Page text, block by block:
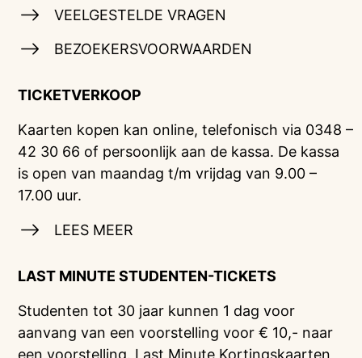
VEELGESTELDE VRAGEN
BEZOEKERSVOORWAARDEN
TICKETVERKOOP
Kaarten kopen kan online, telefonisch via 0348 –
42 30 66 of persoonlijk aan de kassa. De kassa
is open van maandag t/m vrijdag van 9.00 –
17.00 uur.
LEES MEER
LAST MINUTE STUDENTEN-TICKETS
Studenten tot 30 jaar kunnen 1 dag voor
aanvang van een voorstelling voor € 10,- naar
een voorstelling. Last Minute Kortingskaarten